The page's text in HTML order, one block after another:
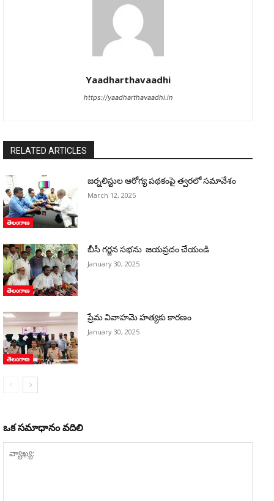
Yaadharthavaadhi
https://yaadharthavaadhi.in
RELATED ARTICLES
తెలంగాణ
జర్నలిస్టుల ఆరోగ్య పథకంపై త్వరలో సమావేశం
March 12, 2025
తెలంగాణ
బీసీ గర్జన సభను జయప్రదం చేయండి
January 30, 2025
తెలంగాణ
ప్రేమ వివాహమె హత్యకు కారణం
January 30, 2025
ఒక సమాధానం వదిలి